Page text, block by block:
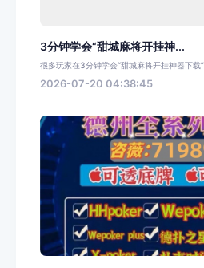
3分钟学会“甜城麻将开挂神...
很多玩家在3分钟学会“甜城麻将开挂神器下载
2026-07-20 04:38:45